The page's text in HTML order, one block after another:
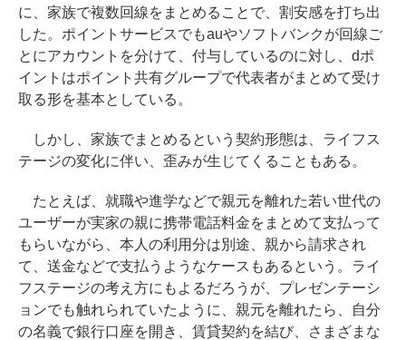
に、家族で複数回線をまとめることで、割安感を打ち出
した。ポイントサービスでもauやソフトバンクが回線ご
とにアカウントを分けて、付与しているのに対し、dポ
イントはポイント共有グループで代表者がまとめて受け
取る形を基本としている。
しかし、家族でまとめるという契約形態は、ライフス
テージの変化に伴い、歪みが生じてくることもある。
たとえば、就職や進学などで親元を離れた若い世代の
ユーザーが実家の親に携帯電話料金をまとめて支払って
もらいながら、本人の利用分は別途、親から請求され
て、送金などで支払うようなケースもあるという。ライ
フステージの考え方にもよるだろうが、プレゼンテーシ
ョンでも触れられていたように、親元を離れたら、自分
の名義で銀行口座を開き、賃貸契約を結び、さまざまな